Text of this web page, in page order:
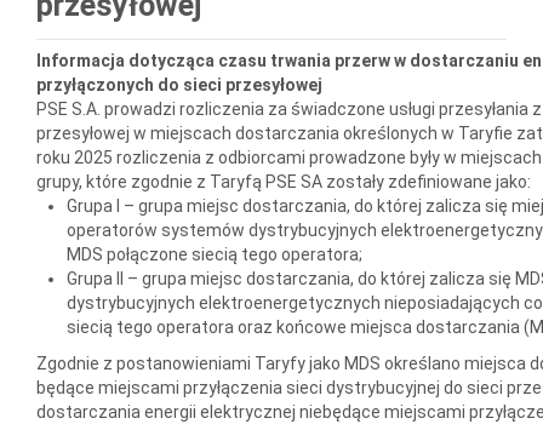
Informacja dotycząca czasu trwania przerw w dostarczaniu
przyłączonych do sieci przesyłowej
PSE S.A. prowadzi rozliczenia za świadczone usługi przesyłania
przesyłowej w miejscach dostarczania określonych w Taryfie
roku 2025 rozliczenia z odbiorcami prowadzone były w
grupy, które zgodnie z Taryfą PSE SA zostały zdefiniowane jako:
Grupa I – grupa miejsc dostarczania, do której zalicza się
operatorów systemów dystrybucyjnych
MDS połączone siecią tego operatora;
Grupa II – grupa miejsc dostarczania, do której zalicza się
dystrybucyjnych elektroenergetycznych nieposiadających
siecią tego operatora oraz końcowe miejsca dostarczania
Zgodnie z postanowieniami Taryfy jako MDS określano miejsca
będące miejscami przyłączenia sieci dystrybucyjnej do sieci
dostarczania energii elektrycznej niebędące miejscami